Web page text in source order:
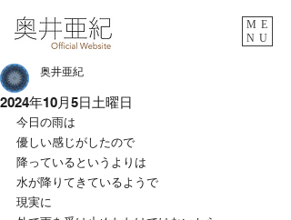
ME
NU
2024年10月5日土曜日
奥井亜紀
今日の雨は
優しい感じがしたので
降っているというよりは
水が降りてきているようで
現実に